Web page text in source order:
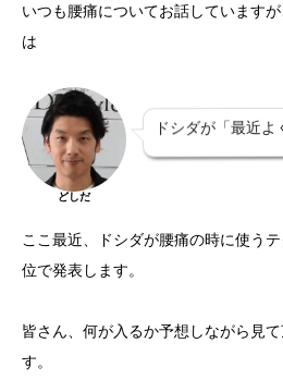
いつも腰痛についてお話しています
は
どしだ
ドシダが「最近
ここ最近、ドシダが腰痛の時に使う
位で発表します。
皆さん、何が入るか予想しながら見
す。